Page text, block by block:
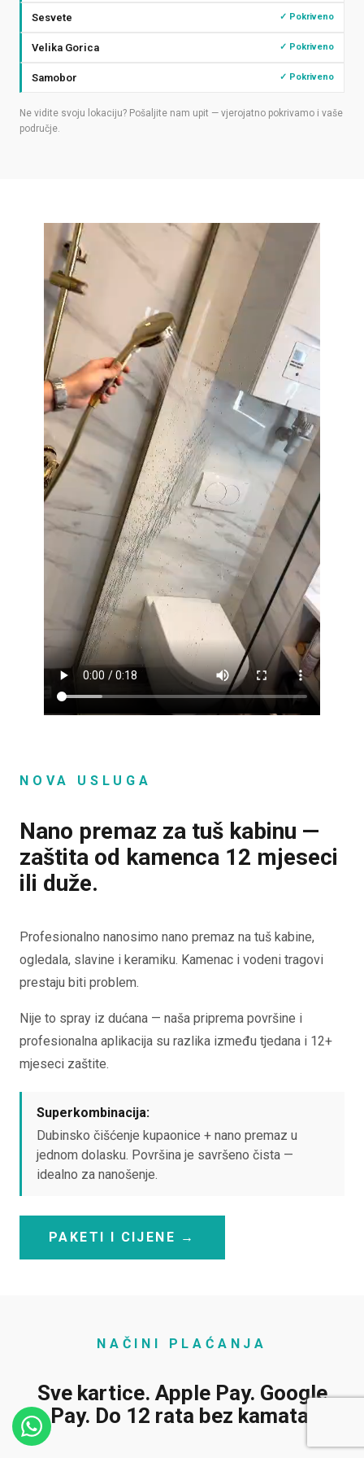
Sesvete ✓ Pokriveno
Velika Gorica ✓ Pokriveno
Samobor ✓ Pokriveno
Ne vidite svoju lokaciju? Pošaljite nam upit — vjerojatno pokrivamo i vaše
područje.
NOVA USLUGA
Nano premaz za tuš kabinu —
zaštita od kamenca 12 mjeseci
ili duže.
Profesionalno nanosimo nano premaz na tuš kabine,
ogledala, slavine i keramiku. Kamenac i vodeni tragovi
prestaju biti problem.
Nije to spray iz dućana — naša priprema površine i
profesionalna aplikacija su razlika između tjedana i 12+
mjeseci zaštite.
Superkombinacija:
Dubinsko čišćenje kupaonice + nano premaz u
jednom dolasku. Površina je savršeno čista —
idealno za nanošenje.
PAKETI I CIJENE →
NAČINI PLAĆANJA
Sve kartice. Apple Pay. Google
Pay. Do 12 rata bez kamata.